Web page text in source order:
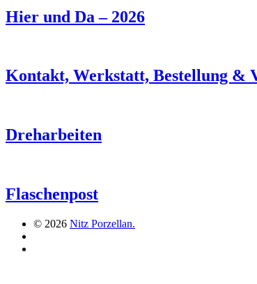
Hier und Da – 2026
Kontakt, Werkstatt, Bestellung &
Dreharbeiten
Flaschenpost
© 2026 Nitz Porzellan.